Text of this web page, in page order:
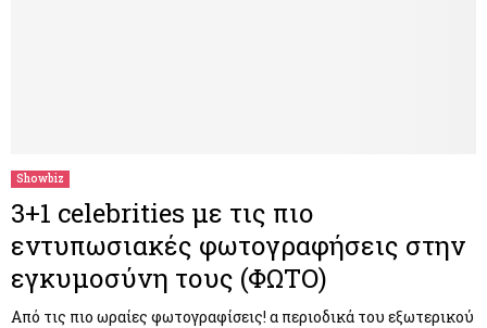
Showbiz
3+1 celebrities με τις πιο
εντυπωσιακές φωτογραφήσεις στην
εγκυμοσύνη τους (ΦΩΤΟ)
Από τις πιο ωραίες φωτογραφίσεις! α περιοδικά του εξωτερικού